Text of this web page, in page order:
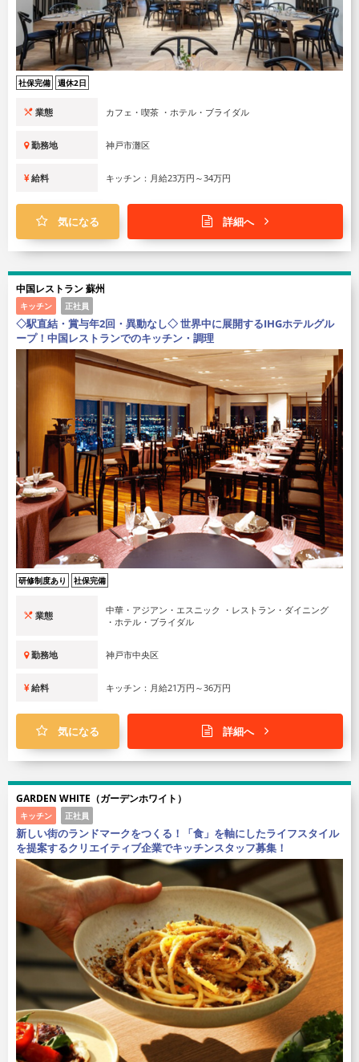
社保完備 週休2日
業態 カフェ・喫茶 ・ホテル・ブライダル
勤務地 神戸市灘区
給料 キッチン：月給23万円～34万円
気になる 詳細へ
中国レストラン 蘇州
キッチン 正社員
◇駅直結・賞与年2回・異動なし◇ 世界中に展開するIHGホテルグル
ープ！中国レストランでのキッチン・調理
研修制度あり 社保完備
業態
中華・アジアン・エスニック ・レストラン・ダイニング
・ホテル・ブライダル
勤務地 神戸市中央区
給料 キッチン：月給21万円～36万円
気になる 詳細へ
GARDEN WHITE（ガーデンホワイト）
キッチン 正社員
新しい街のランドマークをつくる！「食」を軸にしたライフスタイル
を提案するクリエイティブ企業でキッチンスタッフ募集！